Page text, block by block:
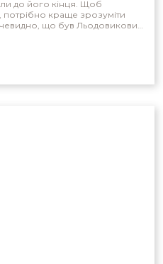
до його кінця. Щоб
краще зрозуміти
що був Льодовиковий
Вони стикаються то з